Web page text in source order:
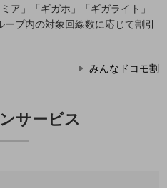
ア」「ギガホ」「ギガライト」
プ内の対象回線数に応じて割引
みんなドコモ割
サービス